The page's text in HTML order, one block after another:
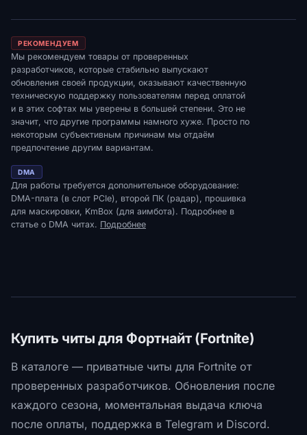
РЕКОМЕНДУЕМ
Мы рекомендуем товары от проверенных
разработчиков, которые стабильно выпускают
обновления своей продукции, оказывают качественную
техническую поддержку пользователям перед оплатой
и в этих софтах мы уверены в большей степени. Это не
значит, что другие программы намного хуже. Просто по
некоторым субъективным причинам мы отдаём
предпочтение другим вариантам.
DMA
Для работы требуется дополнительное оборудование:
DMA-плата (в слот PCIe), второй ПК (радар), прошивка
для маскировки, KmBox (для аимбота). Подробнее в
статье о DMA читах. Подробнее
Купить читы для Фортнайт (Fortnite)
В каталоге — приватные читы для Fortnite от
проверенных разработчиков. Обновления после
каждого сезона, моментальная выдача ключа
после оплаты, поддержка в Telegram и Discord.